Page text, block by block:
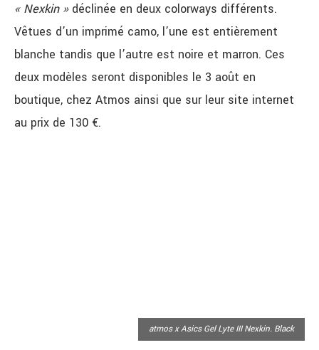
« Nexkin »déclinée en deux colorways différents.
Vêtues d’un imprimé camo, l’une est entièrement
blanche tandis que l’autre est noire et marron. Ces
deux modèles seront disponibles le 3 août en
boutique, chez Atmos ainsi que sur leur site internet
au prix de 130 €.
atmos x Asics Gel Lyte III Nexkin. Black